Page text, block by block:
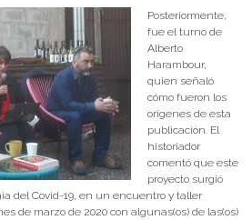
Posteriormente,
fue el turno de
Alberto
Harambour,
quien señaló
cómo fueron los
orígenes de esta
publicación. El
historiador
comentó que este
proyecto surgió
del Covid-19, en un encuentro y taller
de marzo de 2020 con algunas(os) de las(os)